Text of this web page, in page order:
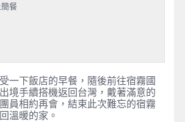
餐
一下飯店的早餐，隨後前往宿霧國
境手續搭機返回台灣，戴著滿意的
員相約再會，結束此次難忘的宿霧
溫暖的家。